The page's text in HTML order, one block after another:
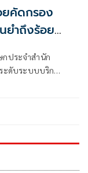
ยคัดกรอง
ยำถึงร้อย
กประจำสำนัก
ะดับระบบบริการ